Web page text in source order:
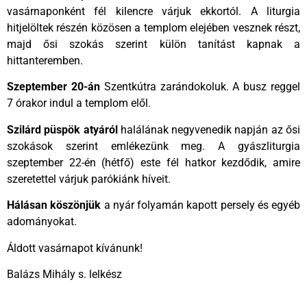
vasárnaponként fél kilencre várjuk ekkortól. A liturgia
hitjelöltek részén közösen a templom elejében vesznek részt,
majd ősi szokás szerint külön tanítást kapnak a
hittanteremben.
Szeptember 20-ánSzentkútra zarándokoluk. A busz reggel
7 órakor indul a templom elől.
Szilárd püspök atyárólhalálának negyvenedik napján az ősi
szokások szerint emlékezünk meg. A gyászliturgia
szeptember 22-én (hétfő) este fél hatkor kezdődik, amire
szeretettel várjuk parókiánk híveit.
Hálásan köszönjük a nyár folyamán kapott persely és egyéb
adományokat.
Áldott vasárnapot kívánunk!
Balázs Mihály s. lelkész